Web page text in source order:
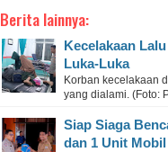
Berita lainnya:
Kecelakaan
Luka-Luka
Korban kecelakaan
yang dialami. (Foto:
Siap Siaga
dan 1 Unit